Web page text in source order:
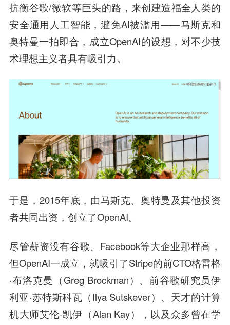
抗衡谷歌/微软等巨头的路，来创建造福全人类的
安全通用人工智能，避免AI被滥用——马斯克和
奥特曼一拍即合，成立OpenAI的设想，对不少技
术理想主义者具有吸引力。
于是，2015年底，由马斯克、奥特曼及其他投资
者共同出资，创立了OpenAI。
尽管薪资没有谷歌、Facebook等大企业那样高，
但OpenAI一成立，就吸引了Stripe的前CTO格雷格
·布洛克曼（Greg Brockman）、前谷歌研究员伊
利亚·苏特斯科瓦（Ilya Sutskever）、天才的计算
机大师艾伦·凯伊（Alan Kay），以及众多曾在学